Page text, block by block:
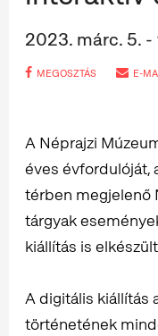
2023. márc. 5.
MEGOSZTÁS E-
A Néprajzi
éves évfordulóját,
térben megjelenő
tárgyak
kiállítás is
A digitális kiállítás
történetének